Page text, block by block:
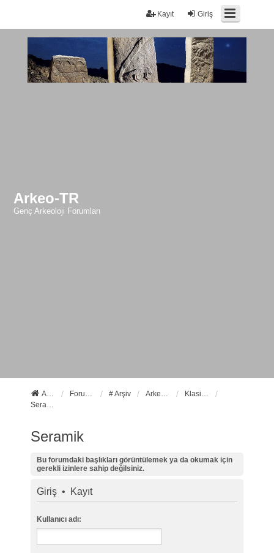
Giriş
Kayıt
Arkeo-TR
Genç Arkeoloji Forumları
Anasayfa Forum ana sayfa # Arşiv Arkeoloji
Klasik Arkeoloji
Seramik
Seramik
Bu forumdaki başlıkları görüntülemek ya da okumak için
gerekli izinlere sahip değilsiniz.
Giriş• Kayıt
Kullanıcı adı: